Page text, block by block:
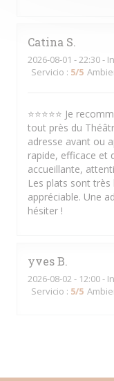
Catina S
2026-08-01 - 22:30 -
Servicio : 5/5
⭐⭐⭐⭐⭐ Je
tout près du
adresse avant ou
rapide, efficace et
accueillante,
Les plats sont
appréciable. Une
hésiter !
yvesB
2026-08-02 - 12:00 -
Servicio : 5/5